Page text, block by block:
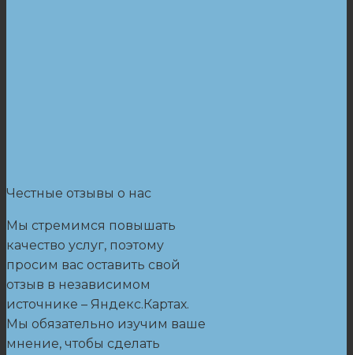
Честные отзывы о нас
Мы стремимся повышать
качество услуг, поэтому
просим вас оставить свой
отзыв в независимом
источнике – Яндекс.Картах.
Мы обязательно изучим ваше
мнение, чтобы сделать